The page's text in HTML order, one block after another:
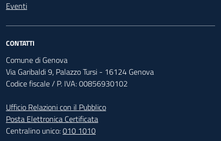
Eventi
CONTATTI
Comune di Genova
Via Garibaldi 9, Palazzo Tursi - 16124 Genova
Codice fiscale / P. IVA: 00856930102
Ufficio Relazioni con il Pubblico
Posta Elettronica Certificata
Centralino unico:010 1010